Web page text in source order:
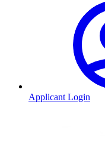
Applicant Login